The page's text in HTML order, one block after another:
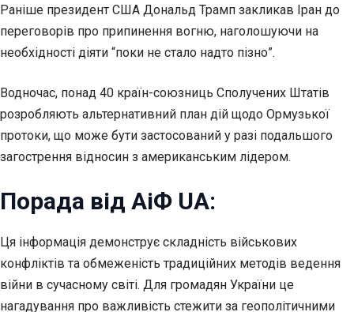
Раніше президент США Дональд Трамп закликав Іран до
переговорів про припинення вогню, наголошуючи на
необхідності діяти “поки не стало надто пізно”.
Водночас, понад 40 країн-союзниць Сполучених Штатів
розробляють альтернативний план дій щодо Ормузької
протоки, що може бути застосований у разі подальшого
загострення відносин з американським лідером.
Порада від АіФ UA:
Ця інформація демонструє складність військових
конфліктів та обмеженість традиційних методів ведення
війни в сучасному світі. Для громадян України це
нагадування про важливість стежити за геополітичними